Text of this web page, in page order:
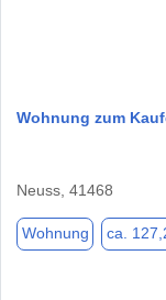
Wohnung zum
Neuss, 41468
Wohnung ca.